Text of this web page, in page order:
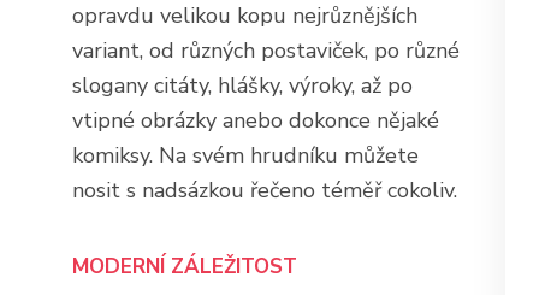
opravdu velikou kopu nejrůznějších
variant, od různých postaviček, po různé
slogany citáty, hlášky, výroky, až po
vtipné obrázky anebo dokonce nějaké
komiksy. Na svém hrudníku můžete
nosit s nadsázkou řečeno téměř cokoliv.
MODERNÍ ZÁLEŽITOST